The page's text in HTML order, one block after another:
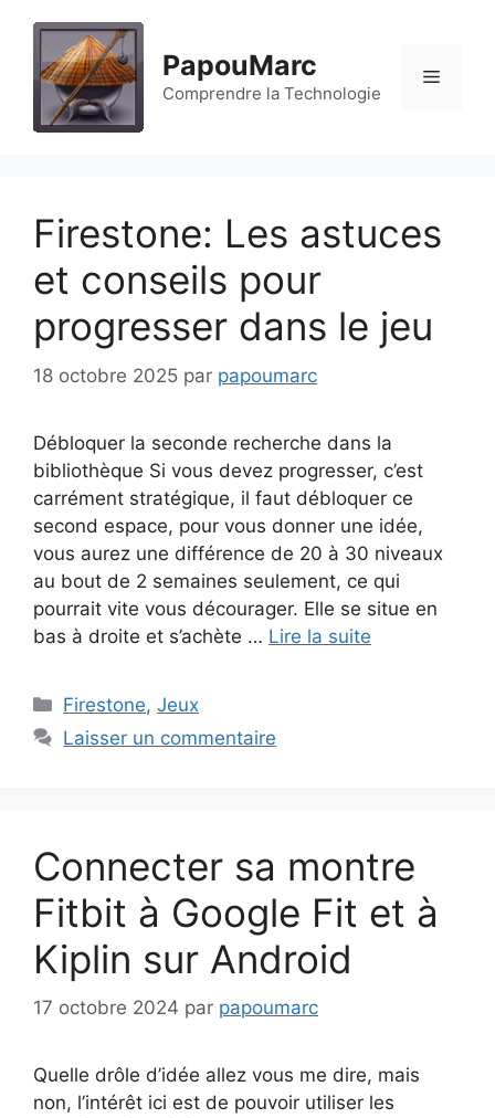
contenu
PapouMarc
Comprendre la Technologie
Menu
Firestone: Les astuces
et conseils pour
progresser dans le jeu
18 octobre 2025 par papoumarc
Débloquer la seconde recherche dans la
bibliothèque Si vous devez progresser, c’est
carrément stratégique, il faut débloquer ce
second espace, pour vous donner une idée,
vous aurez une différence de 20 à 30 niveaux
au bout de 2 semaines seulement, ce qui
pourrait vite vous décourager. Elle se situe en
bas à droite et s’achète … Lire la suite
Catégories
Firestone,Jeux
Laisser un commentaire
Connecter sa montre
Fitbit à Google Fit et à
Kiplin sur Android
17 octobre 2024 par papoumarc
Quelle drôle d’idée allez vous me dire, mais
non, l’intérêt ici est de pouvoir utiliser les